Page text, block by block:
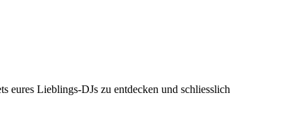
eures Lieblings-DJs zu entdecken und schliesslich